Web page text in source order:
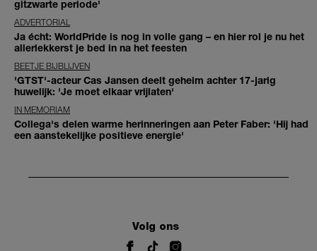
gitzwarte periode'
ADVERTORIAL
Ja écht: WorldPride is nog in volle gang – en hier rol je nu het
allerlekkerst je bed in na het feesten
BEETJE BIJBLIJVEN
'GTST'-acteur Cas Jansen deelt geheim achter 17-jarig
huwelijk: 'Je moet elkaar vrijlaten'
IN MEMORIAM
Collega's delen warme herinneringen aan Peter Faber: 'Hij had
een aanstekelijke positieve energie'
Volg ons